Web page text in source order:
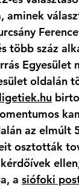
aminek
több száz
oldalán
az
osztották
a siófoki